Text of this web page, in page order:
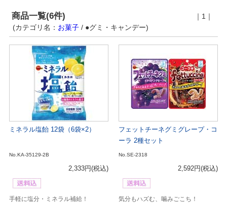
商品一覧(6件)
｜1｜
(カテゴリ名： お菓子/ ●グミ・キャンデー)
ミネラル塩飴 12袋（6袋×2）
No.KA-35129-2B
2,333円(税込)
手軽に塩分・ミネラル補給！
フェットチーネグミグレープ・コ
ーラ 2種セット
No.SE-2318
2,592円(税込)
気分もハズむ、噛みごこち！